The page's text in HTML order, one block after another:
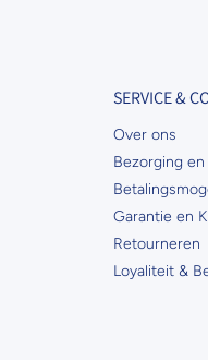
SERVICE &
Over ons
Bezorging
Garantie en
Retourneren
Loyaliteit &